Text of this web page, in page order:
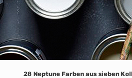
28 Neptune Farben aus sieben